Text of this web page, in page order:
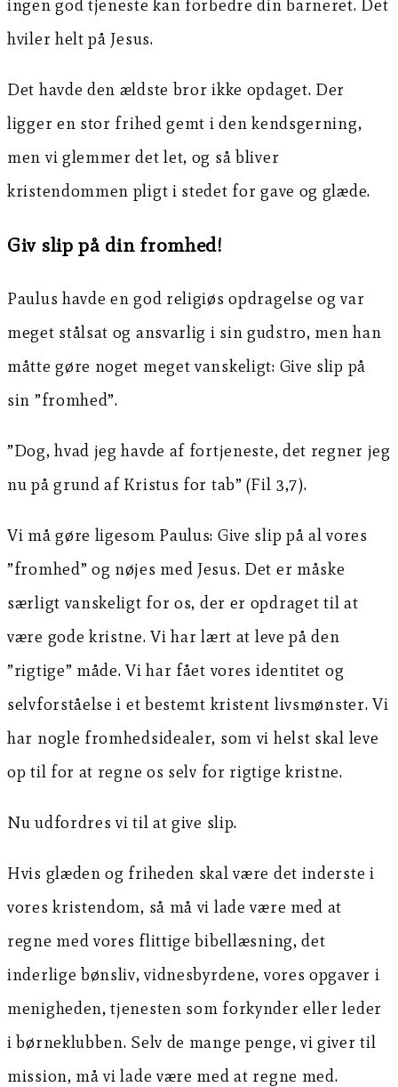
ingen god tjeneste kan forbedre din barneret. Det
hviler helt på Jesus.
Det havde den ældste bror ikke opdaget. Der
ligger en stor frihed gemt i den kendsgerning,
men vi glemmer det let, og så bliver
kristendommen pligt i stedet for gave og glæde.
Giv slip på din fromhed!
Paulus havde en god religiøs opdragelse og var
meget stålsat og ansvarlig i sin gudstro, men han
måtte gøre noget meget vanskeligt: Give slip på
sin ”fromhed”.
”Dog, hvad jeg havde af fortjeneste, det regner jeg
nu på grund af Kristus for tab” (Fil 3,7).
Vi må gøre ligesom Paulus: Give slip på al vores
”fromhed” og nøjes med Jesus. Det er måske
særligt vanskeligt for os, der er opdraget til at
være gode kristne. Vi har lært at leve på den
”rigtige” måde. Vi har fået vores identitet og
selvforståelse i et bestemt kristent livsmønster. Vi
har nogle fromhedsidealer, som vi helst skal leve
op til for at regne os selv for rigtige kristne.
Nu udfordres vi til at give slip.
Hvis glæden og friheden skal være det inderste i
vores kristendom, så må vi lade være med at
regne med vores flittige bibellæsning, det
inderlige bønsliv, vidnesbyrdene, vores opgaver i
menigheden, tjenesten som forkynder eller leder
i børneklubben. Selv de mange penge, vi giver til
mission, må vi lade være med at regne med.